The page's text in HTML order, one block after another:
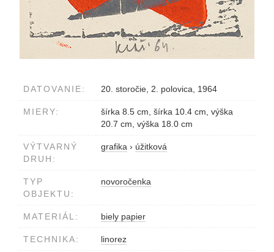
DATOVANIE: 20. storočie, 2. polovica, 1964
MIERY:
šírka 8.5 cm, šírka 10.4 cm, výška
20.7 cm, výška 18.0 cm
VÝTVARNÝ
DRUH:
grafika › úžitková
TYP
OBJEKTU:
novoročenka
MATERIÁL: biely papier
TECHNIKA: linorez